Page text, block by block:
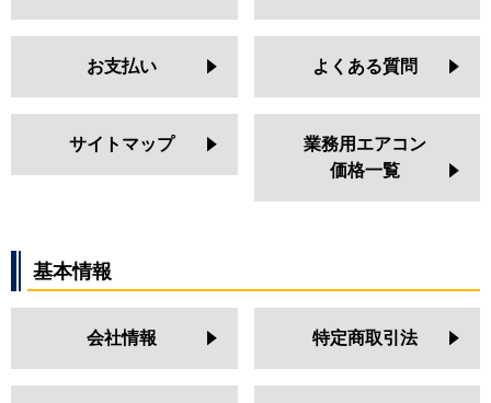
お支払い よくある質問
サイトマップ
業務用エアコン
価格一覧
基本情報
会社情報 特定商取引法